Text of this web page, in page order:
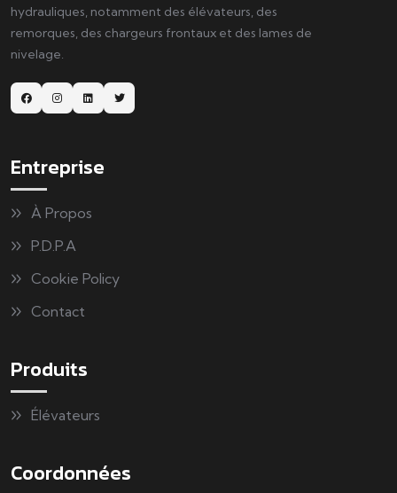
hydrauliques, notamment des élévateurs, des
remorques, des chargeurs frontaux et des lames de
nivelage.
Entreprise
À Propos
P.D.P.A
Cookie Policy
Contact
Produits
Élévateurs
Coordonnées